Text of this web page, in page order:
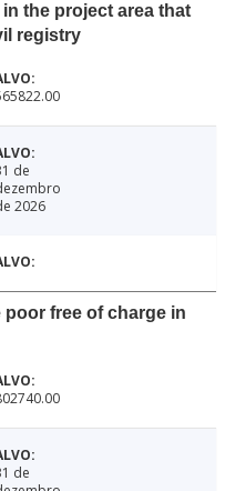
the project area that
registry
de
2026
free of charge in
de